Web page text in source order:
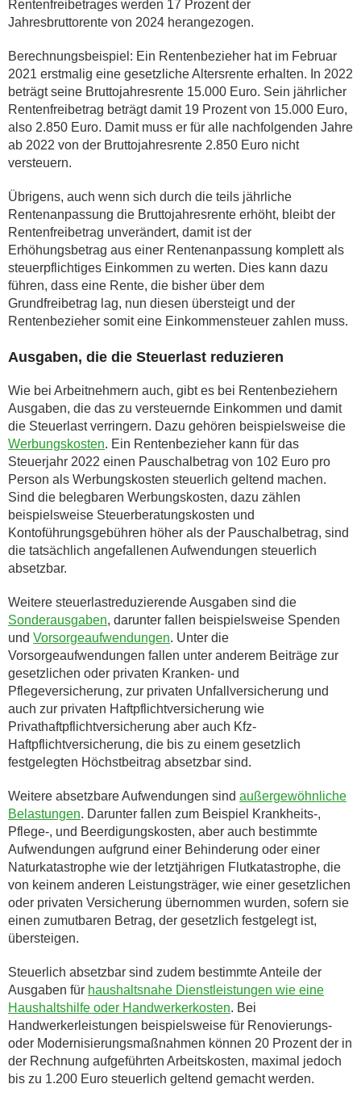
Rentenfreibetrages werden 17 Prozent der
Jahresbruttorente von 2024 herangezogen.
Berechnungsbeispiel: Ein Rentenbezieher hat im Februar
2021 erstmalig eine gesetzliche Altersrente erhalten. In 2022
beträgt seine Bruttojahresrente 15.000 Euro. Sein jährlicher
Rentenfreibetrag beträgt damit 19 Prozent von 15.000 Euro,
also 2.850 Euro. Damit muss er für alle nachfolgenden Jahre
ab 2022 von der Bruttojahresrente 2.850 Euro nicht
versteuern.
Übrigens, auch wenn sich durch die teils jährliche
Rentenanpassung die Bruttojahresrente erhöht, bleibt der
Rentenfreibetrag unverändert, damit ist der
Erhöhungsbetrag aus einer Rentenanpassung komplett als
steuerpflichtiges Einkommen zu werten. Dies kann dazu
führen, dass eine Rente, die bisher über dem
Grundfreibetrag lag, nun diesen übersteigt und der
Rentenbezieher somit eine Einkommensteuer zahlen muss.
Ausgaben, die die Steuerlast reduzieren
Wie bei Arbeitnehmern auch, gibt es bei Rentenbeziehern
Ausgaben, die das zu versteuernde Einkommen und damit
die Steuerlast verringern. Dazu gehören beispielsweise die
Werbungskosten. Ein Rentenbezieher kann für das
Steuerjahr 2022 einen Pauschalbetrag von 102 Euro pro
Person als Werbungskosten steuerlich geltend machen.
Sind die belegbaren Werbungskosten, dazu zählen
beispielsweise Steuerberatungskosten und
Kontoführungsgebühren höher als der Pauschalbetrag, sind
die tatsächlich angefallenen Aufwendungen steuerlich
absetzbar.
Weitere steuerlastreduzierende Ausgaben sind die
Sonderausgaben, darunter fallen beispielsweise Spenden
und Vorsorgeaufwendungen. Unter die
Vorsorgeaufwendungen fallen unter anderem Beiträge zur
gesetzlichen oder privaten Kranken- und
Pflegeversicherung, zur privaten Unfallversicherung und
auch zur privaten Haftpflichtversicherung wie
Privathaftpflichtversicherung aber auch Kfz-
Haftpflichtversicherung, die bis zu einem gesetzlich
festgelegten Höchstbeitrag absetzbar sind.
Weitere absetzbare Aufwendungen sind außergewöhnliche
Belastungen. Darunter fallen zum Beispiel Krankheits-,
Pflege-, und Beerdigungskosten, aber auch bestimmte
Aufwendungen aufgrund einer Behinderung oder einer
Naturkatastrophe wie der letztjährigen Flutkatastrophe, die
von keinem anderen Leistungsträger, wie einer gesetzlichen
oder privaten Versicherung übernommen wurden, sofern sie
einen zumutbaren Betrag, der gesetzlich festgelegt ist,
übersteigen.
Steuerlich absetzbar sind zudem bestimmte Anteile der
Ausgaben für haushaltsnahe Dienstleistungen wie eine
Haushaltshilfe oder Handwerkerkosten. Bei
Handwerkerleistungen beispielsweise für Renovierungs-
oder Modernisierungsmaßnahmen können 20 Prozent der in
der Rechnung aufgeführten Arbeitskosten, maximal jedoch
bis zu 1.200 Euro steuerlich geltend gemacht werden.